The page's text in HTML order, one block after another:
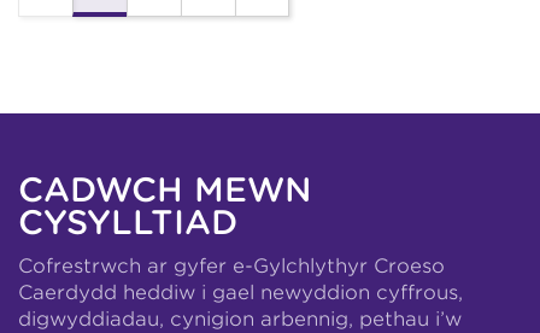
CADWCH MEWN
CYSYLLTIAD
Cofrestrwch ar gyfer e-Gylchlythyr Croeso
Caerdydd heddiw i gael newyddion cyffrous,
digwyddiadau, cynigion arbennig, pethau i’w